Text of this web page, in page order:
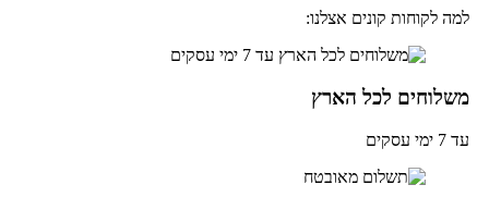
לקוחות קונים אצלנו:
לכל הארץ